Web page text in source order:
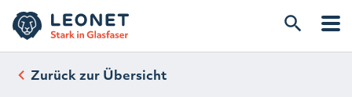
Zurück zur Übersicht